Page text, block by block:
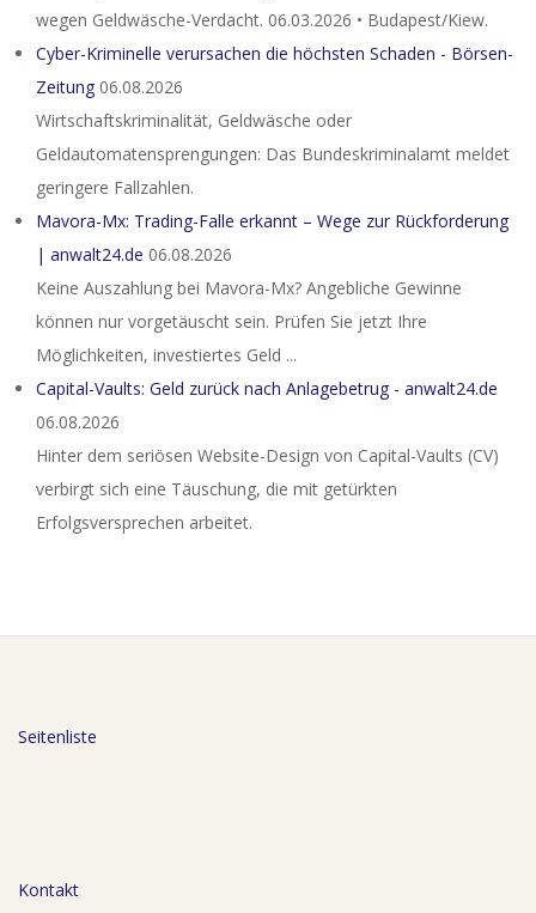
wegen Geldwäsche-Verdacht. 06.03.2026 • Budapest/Kiew.
Cyber-Kriminelle verursachen die höchsten Schaden - Börsen-
Zeitung 06.08.2026
Wirtschaftskriminalität, Geldwäsche oder
Geldautomatensprengungen: Das Bundeskriminalamt meldet
geringere Fallzahlen.
Mavora-Mx: Trading-Falle erkannt – Wege zur Rückforderung
| anwalt24.de 06.08.2026
Keine Auszahlung bei Mavora-Mx? Angebliche Gewinne
können nur vorgetäuscht sein. Prüfen Sie jetzt Ihre
Möglichkeiten, investiertes Geld ...
Capital-Vaults: Geld zurück nach Anlagebetrug - anwalt24.de
06.08.2026
Hinter dem seriösen Website-Design von Capital-Vaults (CV)
verbirgt sich eine Täuschung, die mit getürkten
Erfolgsversprechen arbeitet.
Seitenliste
Kontakt